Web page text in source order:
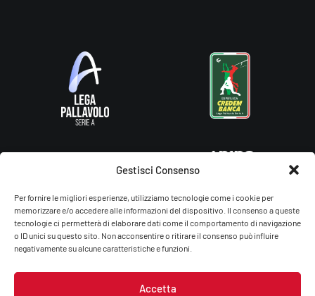
Gestisci Consenso
Per fornire le migliori esperienze, utilizziamo tecnologie come i cookie per
memorizzare e/o accedere alle informazioni del dispositivo. Il consenso a queste
tecnologie ci permetterà di elaborare dati come il comportamento di navigazione
o ID unici su questo sito. Non acconsentire o ritirare il consenso può influire
negativamente su alcune caratteristiche e funzioni.
Accetta
Gas Sales Bluenergy Volley Piacenza – You Energy Volley Ssdrl